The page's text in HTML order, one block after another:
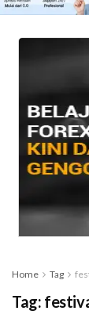
Home Tag
Tag: